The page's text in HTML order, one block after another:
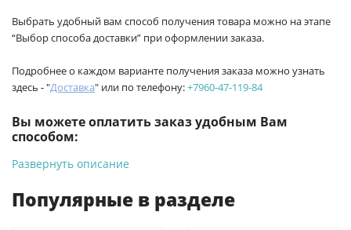
Выбрать удобный вам способ получения товара можно на этапе
“Выбор способа доставки” при оформлении заказа.
Подробнее о каждом варианте получения заказа можно узнать
здесь - "Доставка" или по телефону:+7960-47-119-84
Вы можете оплатить заказ удобным Вам
способом:
-Банковской картой на сайте ProffЭлектро. Данный вид
Развернуть описание
Популярные в разделе